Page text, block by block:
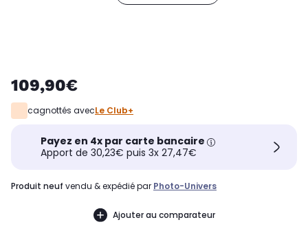
109,90€
cagnottés avecLe Club+
Payez en 4x par carte bancaire
Apport de 30,23€ puis 3x 27,47€
produit neuf vendu & expédié par Photo-Univers
Ajouter au comparateur